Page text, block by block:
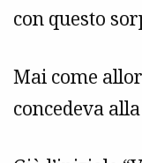
con questo
Mai come
concedeva